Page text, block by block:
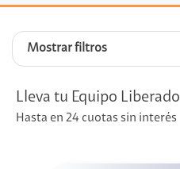
Mostrar filtros
Lleva tu Equipo Liberado
Hasta en 24 cuotas sin interés